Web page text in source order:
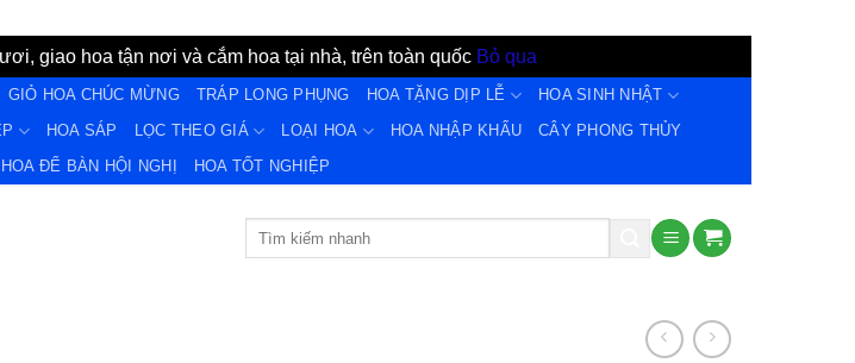
giao hoa tận nơi và cắm hoa tại nhà, trên toàn quốc Bỏ qua
GIỎ HOA CHÚC MỪNG TRÁP LONG PHỤNG HOA TẶNG DỊP LỄ
HOA SINH NHẬT
HOA SÁP LỌC THEO GIÁ LOẠI HOA HOA NHẬP KHẨU
CÂY PHONG THỦY
HOA ĐỂ BÀN HỘI NGHỊ HOA TỐT NGHIỆP